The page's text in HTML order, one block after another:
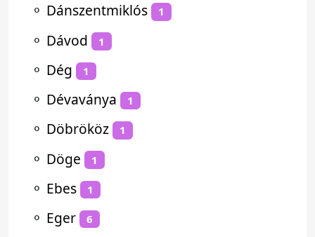
⚬ Dánszentmiklós 1
⚬ Dávod 1
⚬ Dég 1
⚬ Dévaványa 1
⚬ Döbrököz 1
⚬ Döge 1
⚬ Ebes 1
⚬ Eger 6